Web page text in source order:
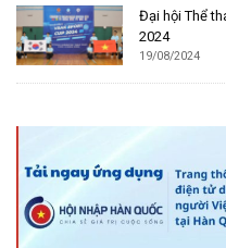
Đại hội Thể
2024
19/08/2024